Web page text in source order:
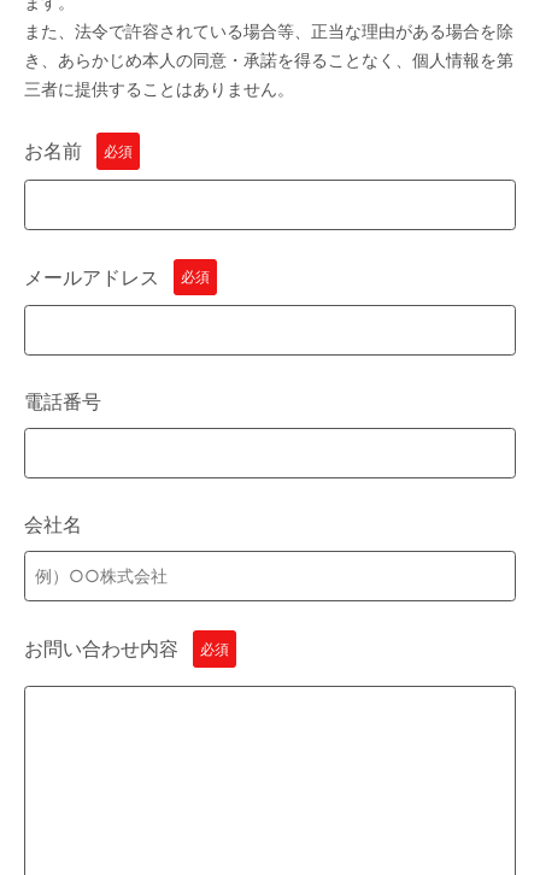
また、法令で許容されている場合等、正当な理由がある場合を除
き、あらかじめ本人の同意・承諾を得ることなく、個人情報を第
三者に提供することはありません。
お名前 必須
メールアドレス 必須
電話番号
会社名
お問い合わせ内容 必須